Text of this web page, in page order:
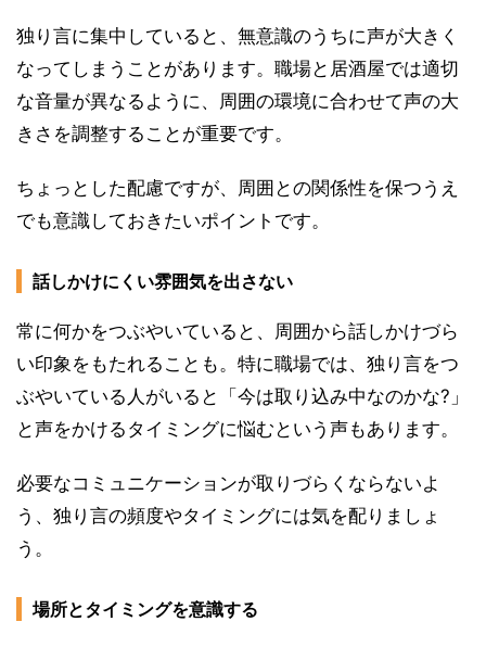
独り言に集中していると、無意識のうちに声が大きく
なってしまうことがあります。職場と居酒屋では適切
な音量が異なるように、周囲の環境に合わせて声の大
きさを調整することが重要です。
ちょっとした配慮ですが、周囲との関係性を保つうえ
でも意識しておきたいポイントです。
話しかけにくい雰囲気を出さない
常に何かをつぶやいていると、周囲から話しかけづら
い印象をもたれることも。特に職場では、独り言をつ
ぶやいている人がいると「今は取り込み中なのかな?」
と声をかけるタイミングに悩むという声もあります。
必要なコミュニケーションが取りづらくならないよ
う、独り言の頻度やタイミングには気を配りましょ
う。
場所とタイミングを意識する